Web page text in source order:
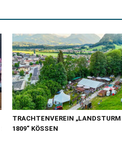
TRACHTENVEREIN „LANDSTURM
1809“ KÖSSEN